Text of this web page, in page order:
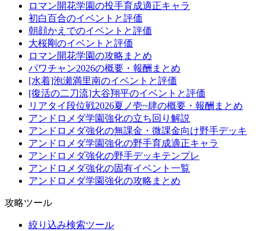
ロマン開花学園の投手育成適正キャラ
初白百合のイベントと評価
朝顔かえでのイベントと評価
大桜剛のイベントと評価
ロマン開花学園の攻略まとめ
パワチャン2026の概要・報酬まとめ
[水着]泡瀬満里南のイベントと評価
[復活の二刀流]大谷翔平のイベントと評価
リアタイ段位戦2026夏ノ壱~肆の概要・報酬まとめ
アンドロメダ学園強化の立ち回り解説
アンドロメダ強化の無課金・微課金向け野手デッキ
アンドロメダ学園強化の野手育成適正キャラ
アンドロメダ強化の野手デッキテンプレ
アンドロメダ強化の固有イベント一覧
アンドロメダ学園強化の攻略まとめ
攻略ツール
絞り込み検索ツール